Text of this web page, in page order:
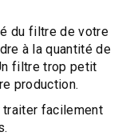
du filtre de votre
à la quantité de
filtre trop petit
production.
facilement